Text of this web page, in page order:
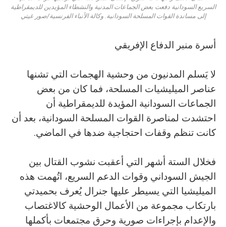
السريع السودانية دفعت بعض الجماعات المدنية والنشطاء المؤيدين للديمقراطية
إلى مساندة القوات المسلحة السودانية. وكالة الأنباء الفرنسية/صور غيتي
أسرة منبر الدفاع الإفريقي
لا يَسلم المدنيون من وحشية الهجمات التي تشنها
عناصر الميليشيات المسلحة، فما كان من بعض
الجماعات السودانية المؤيدة للديمقراطية أن
احتشدت لمناصرة القوات المسلحة السودانية، بعد أن
كانت تنظم وقفات احتجاجية ضدها في الماضي.
فخلال الستة أشهر التي أعقبت نشوب القتال بين
الجيش السوداني وقوات الدعم السريع، اتُهمت هذه
الميليشيا التي يسيطر عليها جنرال يُعرف بحميدتي
بارتكاب مجموعة من الأعمال الوحشية كالاغتصاب
والإعدام بإجراءات صورية وحرق مجتمعات بأكملها